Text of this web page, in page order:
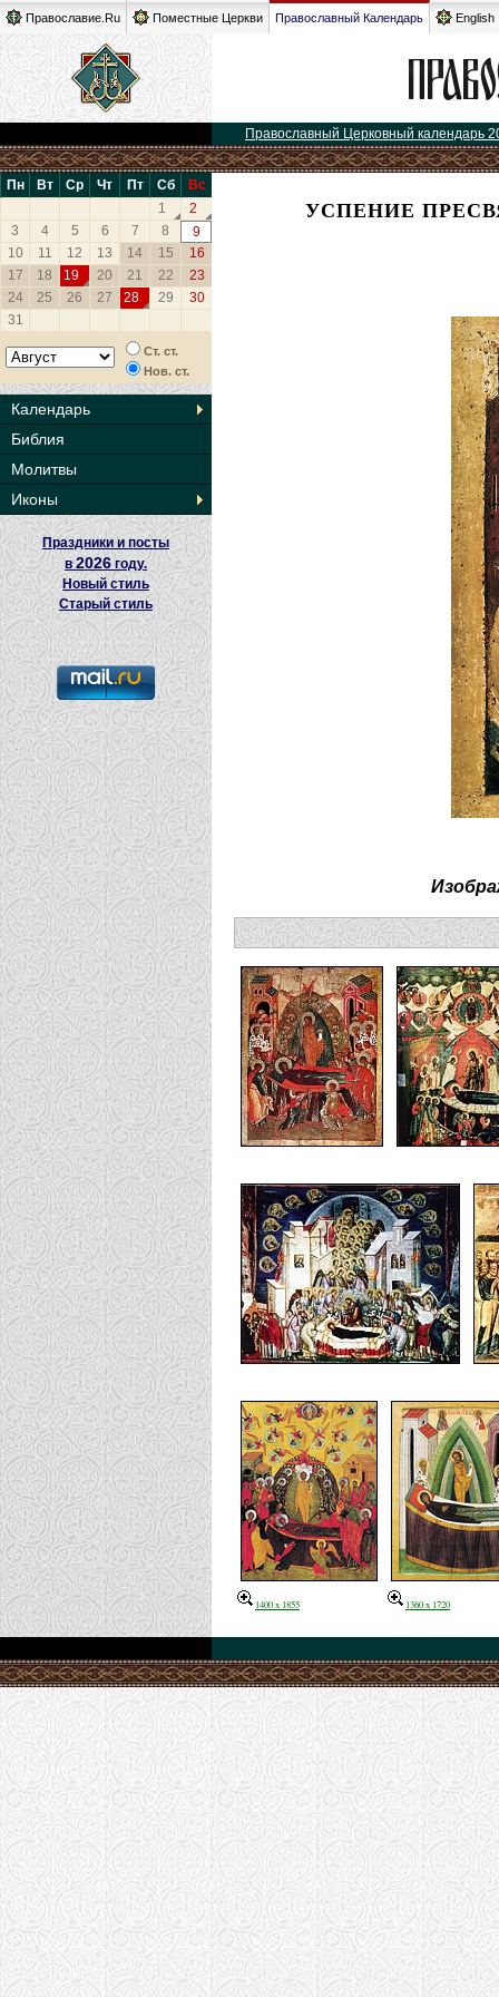
Православие.Ru Поместные Церкви Православный Календарь English
Православный Церковный календарь
Пн Вт Ср Чт Пт Сб
Вс
1
2
3
4 5 6 7 8
9
10
11 12 13 14 15
16
17
18 19 20 21 22
23
24
25 26 27 28 29
30
31
Ст. ст.
Нов. ст.
Календарь
Библия
Молитвы
Иконы
Праздники и посты
в2026 году.
Новый стиль
Старый стиль
УСПЕНИЕ
1400 x 1855 1360 x 1720